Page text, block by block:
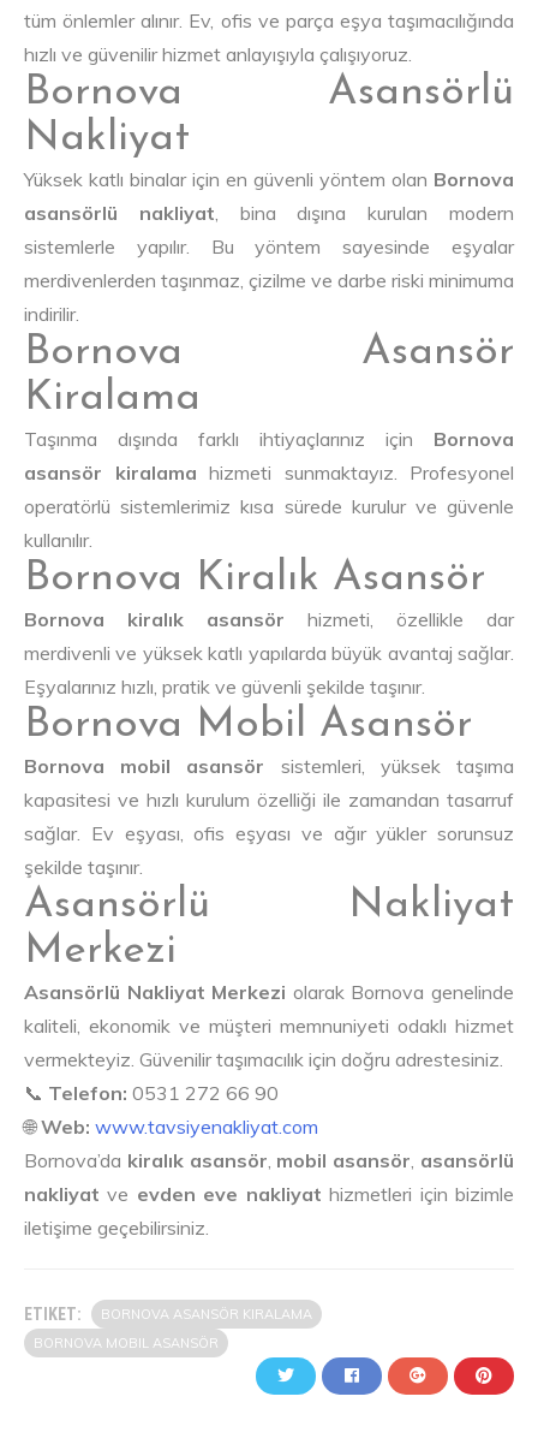
tüm önlemler alınır. Ev, ofis ve parça eşya taşımacılığında
hızlı ve güvenilir hizmet anlayışıyla çalışıyoruz.
Bornova Asansörlü
Nakliyat
Yüksek katlı binalar için en güvenli yöntem olan Bornova
asansörlü nakliyat , bina dışına kurulan modern
sistemlerle yapılır. Bu yöntem sayesinde eşyalar
merdivenlerden taşınmaz, çizilme ve darbe riski minimuma
indirilir.
Bornova Asansör
Kiralama
Taşınma dışında farklı ihtiyaçlarınız için Bornova
asansör kiralama hizmeti sunmaktayız. Profesyonel
operatörlü sistemlerimiz kısa sürede kurulur ve güvenle
kullanılır.
Bornova Kiralık Asansör
Bornova kiralık asansör hizmeti, özellikle dar
merdivenli ve yüksek katlı yapılarda büyük avantaj sağlar.
Eşyalarınız hızlı, pratik ve güvenli şekilde taşınır.
Bornova Mobil Asansör
Bornova mobil asansör sistemleri, yüksek taşıma
kapasitesi ve hızlı kurulum özelliği ile zamandan tasarruf
sağlar. Ev eşyası, ofis eşyası ve ağır yükler sorunsuz
şekilde taşınır.
Asansörlü Nakliyat
Merkezi
Asansörlü Nakliyat Merkezi olarak Bornova genelinde
kaliteli, ekonomik ve müşteri memnuniyeti odaklı hizmet
vermekteyiz. Güvenilir taşımacılık için doğru adrestesiniz.
📞 Telefon: 0531 272 66 90
🌐Web: www.tavsiyenakliyat.com
Bornova’da kiralık asansör mobil asansör asansörlü
nakliyat ve evden eve nakliyat hizmetleri için bizimle
iletişime geçebilirsiniz.
ETIKET:
BORNOVA ASANSÖR KIRALAMA
BORNOVA MOBIL ASANSÖR